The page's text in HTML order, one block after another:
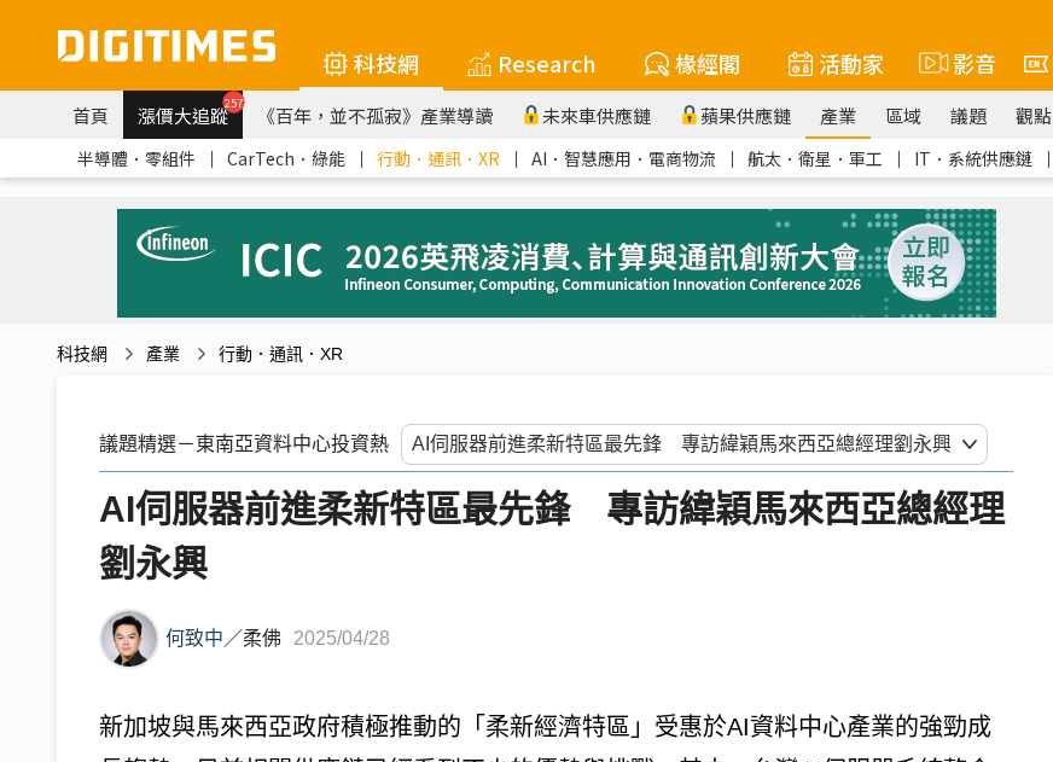
科技網 Research 椽經閣 活動家 影音
首頁 漲價大追蹤257 《百年，並不孤寂》產業導讀 未來車供應鏈 蘋果供應鏈 產業 區域 議題 觀點
半導體．零組件 ｜ CarTech．綠能 ｜ 行動．通訊．XR ｜ AI．智慧應用．電商物流 ｜ 航太．衛星．軍工 ｜ IT．系統供應鏈 ｜
科技網 產業 行動．通訊．XR
議題精選－東南亞資料中心投資熱
AI伺服器前進柔新特區最先鋒 專訪緯穎馬來西亞總經理
劉永興
何致中 ／柔佛 2025/04/28
新加坡與馬來西亞政府積極推動的「柔新經濟特區」受惠於AI資料中心產業的強勁成